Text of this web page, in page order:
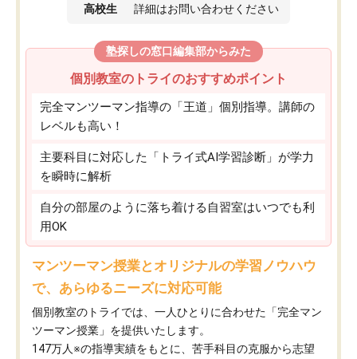
高校生 詳細はお問い合わせください
塾探しの窓口編集部からみた
個別教室のトライのおすすめポイント
完全マンツーマン指導の「王道」個別指導。講師の
レベルも高い！
主要科目に対応した「トライ式AI学習診断」が学力
を瞬時に解析
自分の部屋のように落ち着ける自習室はいつでも利
用OK
マンツーマン授業とオリジナルの学習ノウハウ
で、あらゆるニーズに対応可能
個別教室のトライでは、一人ひとりに合わせた「完全マン
ツーマン授業」を提供いたします。​
147万人※の指導実績をもとに、苦手科目の克服から志望